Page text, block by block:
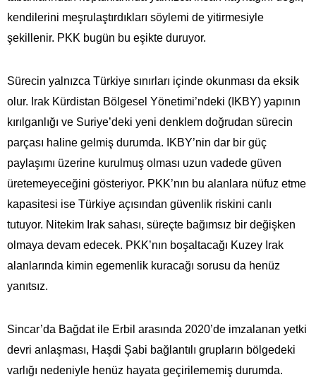
kendilerini meşrulaştırdıkları söylemi de yitirmesiyle
şekillenir. PKK bugün bu eşikte duruyor.
Sürecin yalnızca Türkiye sınırları içinde okunması da eksik
olur. Irak Kürdistan Bölgesel Yönetimi’ndeki (IKBY) yapının
kırılganlığı ve Suriye’deki yeni denklem doğrudan sürecin
parçası haline gelmiş durumda. IKBY’nin dar bir güç
paylaşımı üzerine kurulmuş olması uzun vadede güven
üretemeyeceğini gösteriyor. PKK’nın bu alanlara nüfuz etme
kapasitesi ise Türkiye açısından güvenlik riskini canlı
tutuyor. Nitekim Irak sahası, süreçte bağımsız bir değişken
olmaya devam edecek. PKK’nın boşaltacağı Kuzey Irak
alanlarında kimin egemenlik kuracağı sorusu da henüz
yanıtsız.
Sincar’da Bağdat ile Erbil arasında 2020’de imzalanan yetki
devri anlaşması, Haşdi Şabi bağlantılı grupların bölgedeki
varlığı nedeniyle henüz hayata geçirilememiş durumda.